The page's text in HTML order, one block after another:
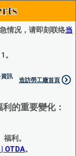
情况，请即刻联络当
訊
造訪勞工廰首頁
的重要變化：
利。
OTDA。